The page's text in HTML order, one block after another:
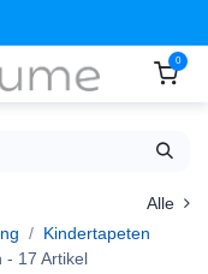
0
Alle
Kindertapeten
- 17 Artikel